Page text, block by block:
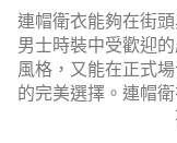
連帽衛衣能夠在街
男士時裝中受歡迎
風格，又能在正式
的完美選擇。連帽